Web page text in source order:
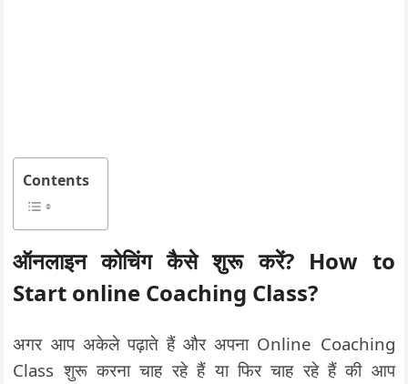
Contents
ऑनलाइन कोचिंग कैसे शुरू करें? How to
Start online Coaching Class?
अगर आप अकेले पढ़ाते हैं और अपना Online Coaching
Class शुरू करना चाह रहे हैं या फिर चाह रहे हैं की आप